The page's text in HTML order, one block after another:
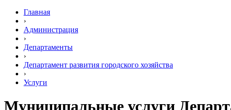
Главная
›
Администрация
›
Департаменты
›
Департамент развития городского хозяйства
›
Услуги
Муниципальные услуги